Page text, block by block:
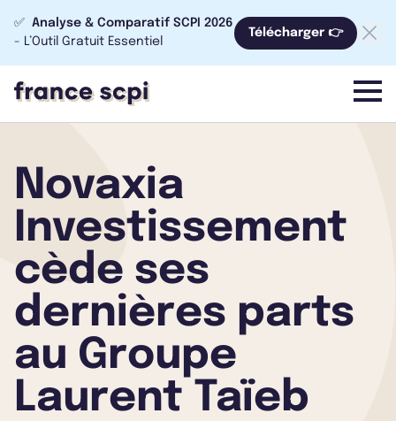
✅ Analyse & Comparatif SCPI 2026
- L’Outil Gratuit Essentiel
Télécharger 👉
menu
Novaxia
Investissement
cède ses
dernières parts
au Groupe
Laurent Taïeb